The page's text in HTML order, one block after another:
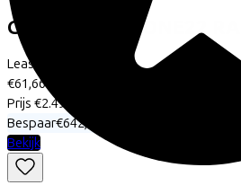
Cube STEREO ONE22
Leaseprijs p/m vanaf
€61,66
Prijs €2.499,00
Bespaar€642,97
Bekijk